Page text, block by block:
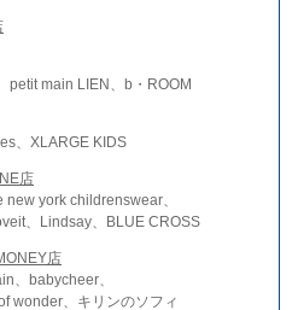
petit main LIEN、b・ROOM
、XLARGE KIDS
店
york childrenswear、
、Lindsay、BLUE CROSS
店
、babycheer、
wonder、キリンのソフィ